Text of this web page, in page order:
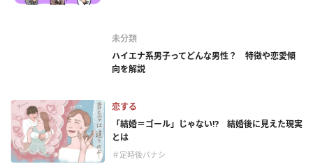
未分類
ハイエナ系男子ってどんな男性？ 特徴や恋愛傾
向を解説
恋する
「結婚＝ゴール」じゃない⁉ 結婚後に見えた現実
とは
＃定時後バナシ